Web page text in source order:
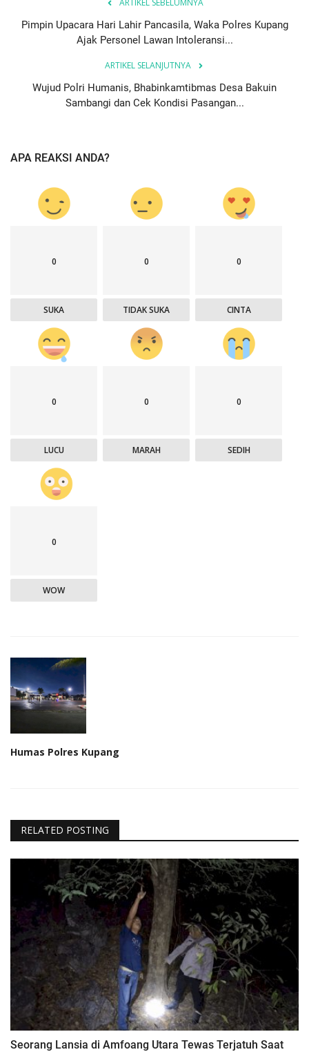
ARTIKEL SEBELUMNYA
Pimpin Upacara Hari Lahir Pancasila, Waka Polres Kupang
Ajak Personel Lawan Intoleransi...
ARTIKEL SELANJUTNYA
Wujud Polri Humanis, Bhabinkamtibmas Desa Bakuin
Sambangi dan Cek Kondisi Pasangan...
APA REAKSI ANDA?
0
SUKA
0
TIDAK SUKA
0
CINTA
0
LUCU
0
MARAH
0
SEDIH
0
WOW
Humas Polres Kupang
RELATED POSTING
Seorang Lansia di Amfoang Utara Tewas Terjatuh Saat